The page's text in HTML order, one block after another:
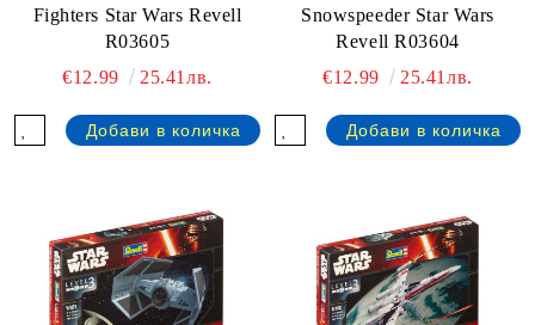
Fighters Star Wars Revell
R03605
€12.99
25.41лв.
Snowspeeder Star Wars
Revell R03604
€12.99
25.41лв.